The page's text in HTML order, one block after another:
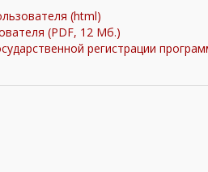
(html)
(PDF, 12 Мб.)
регистрации